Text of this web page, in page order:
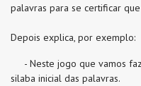
palavras para se certificar
Depois explica, por exemplo:
- Neste jogo que vamos
silaba inicial das palavras.